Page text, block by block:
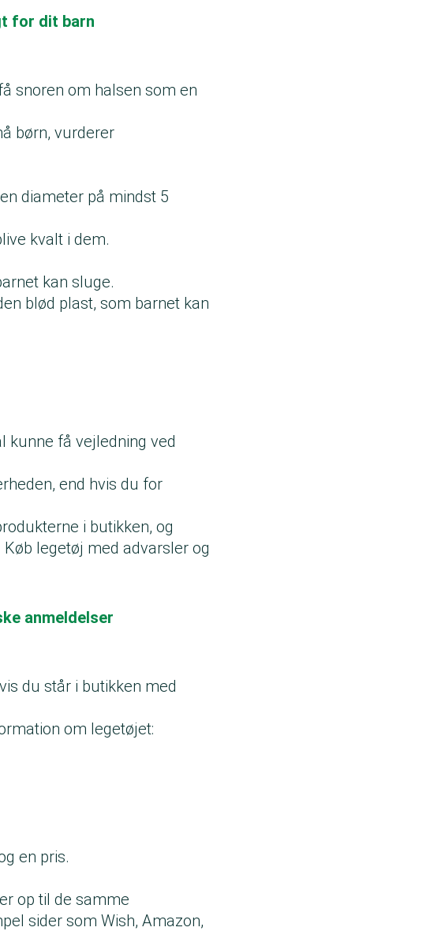
for dit barn
snoren om halsen som en
børn, vurderer
diameter på mindst 5
kvalt i dem.
kan sluge.
blød plast, som barnet kan
kunne få vejledning ved
end hvis du for
i butikken, og
legetøj med advarsler og
anmeldelser
du står i butikken med
om legetøjet:
en pris.
op til de samme
sider som Wish, Amazon,